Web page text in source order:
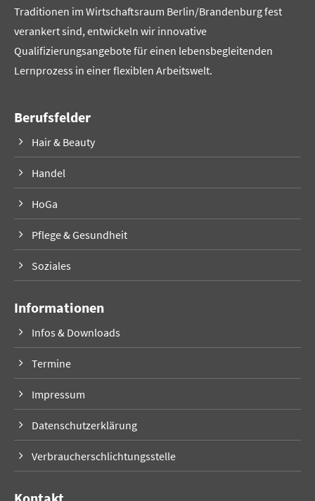
Traditionen im Wirtschaftsraum Berlin/Brandenburg fest
verankert sind, entwickeln wir innovative
Qualifizierungsangebote für einen lebensbegleitenden
Lernprozess in einer flexiblen Arbeitswelt.
Berufsfelder
Hair & Beauty
Handel
HoGa
Pflege & Gesundheit
Soziales
Informationen
Infos & Downloads
Termine
Impressum
Datenschutzerklärung
Verbraucherschlichtungsstelle